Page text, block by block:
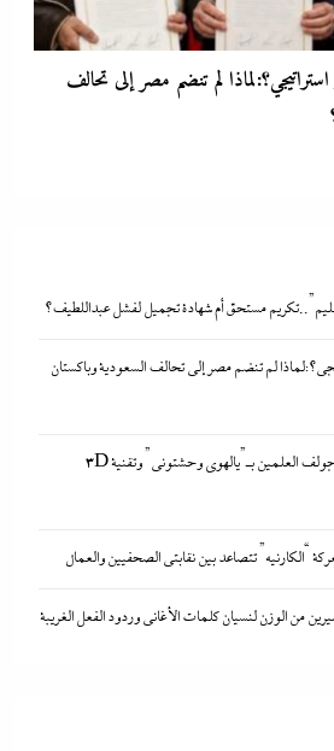
لم تنضم مصر إلى تحالف
جولف العلمين بـ”يالهوى وحشتونى” وتقنية
التعليم”..تكريم مستحق أم شهادة تجميل لفشل عبداللطيف؟
لم تنضم مصر إلى تحالف السعودية وباكستان
ألبوم صور: شيرين تشعل بورتو جولف العلمين بـ”يالهوى وحشتونى” وتقنية 3D
“الكارنيه” تتصاعد بين نقابتى الصحفيين والعمال
من الوزن لنسيان كلمات الأغانى وردود الفعل الغريبة